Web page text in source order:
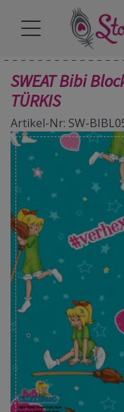
SWEAT Bibi
TÜRKIS
Artikel-Nr: SW-